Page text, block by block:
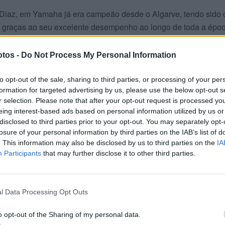
- Do Not Process My Personal Information
opt-out of the sale, sharing to third parties, or processing of your
for targeted advertising by us, please use the below opt-out
selection. Please note that after your opt-out request is processed
interest-based ads based on personal information utilized by us
to third parties prior to your opt-out. You may separately
of your personal information by third parties on the IAB’s list of
This information may also be disclosed by us to third parties on the
Participants that may further disclose it to other third parties.
Data Processing Opt Outs
opt-out of the Sharing of my personal data.
em Yamaha já era campeão desde o Algarve, tendo sido
ao seu excelente desempenho ao longo de toda a
suíço da Ten Kate Yamaha, que já tem garantida a subida
a mostrar uma competitividade acima da média e tem
Bela forma de se despedir das SSP. O italiano
352 pontos já ficou para trás. Em terceiro continua o